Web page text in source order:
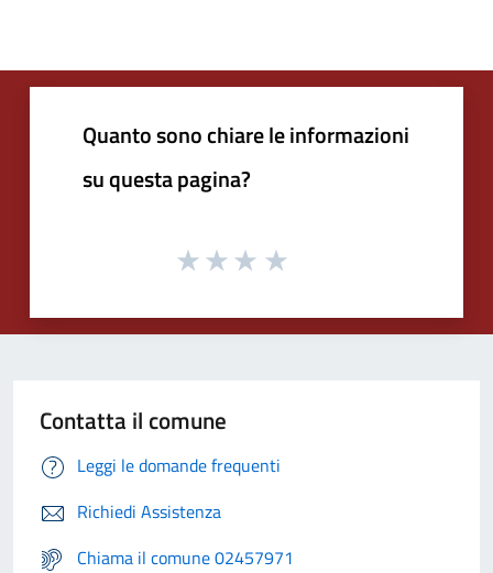
Quanto sono chiare le informazioni
su questa pagina?
Contatta il comune
Leggi le domande frequenti
Richiedi Assistenza
Chiama il comune 02457971